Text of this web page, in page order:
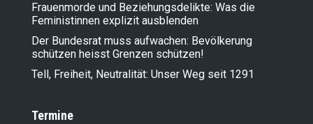
Frauenmorde und Beziehungsdelikte: Was die
Feministinnen explizit ausblenden
Der Bundesrat muss aufwachen: Bevölkerung
schützen heisst Grenzen schützen!
Tell, Freiheit, Neutralität: Unser Weg seit 1291
Termine